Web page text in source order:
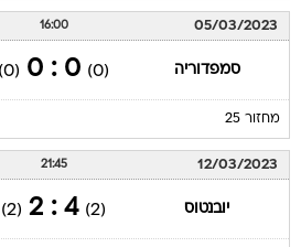
05/03/2023
16:00
סמפדוריה (0)
0 : 0
(0)
מחזור 25
12/03/2023
21:45
יובנטוס (2)
4 : 2
(2)